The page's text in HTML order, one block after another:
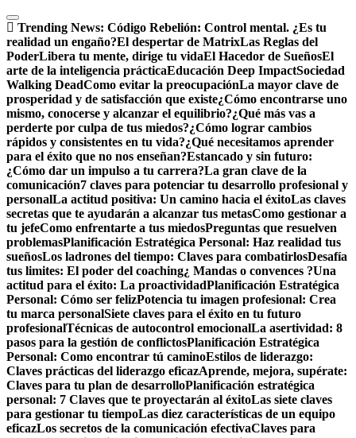
Saltar
al
contenido
Trending News: Código Rebelión: Control mental. ¿Es tu
realidad un engaño?El despertar de MatrixLas Reglas del
PoderLibera tu mente, dirige tu vidaEl Hacedor de SueñosEl
arte de la inteligencia prácticaEducación Deep ImpactSociedad
Walking DeadComo evitar la preocupaciónLa mayor clave de
prosperidad y de satisfacción que existe¿Cómo encontrarse uno
mismo, conocerse y alcanzar el equilibrio?¿Qué más vas a
perderte por culpa de tus miedos?¿Cómo lograr cambios
rápidos y consistentes en tu vida?¿Qué necesitamos aprender
para el éxito que no nos enseñan?Estancado y sin futuro:
¿Cómo dar un impulso a tu carrera?La gran clave de la
comunicación7 claves para potenciar tu desarrollo profesional y
personalLa actitud positiva: Un camino hacia el éxitoLas claves
secretas que te ayudarán a alcanzar tus metasComo gestionar a
tu jefeComo enfrentarte a tus miedosPreguntas que resuelven
problemasPlanificación Estratégica Personal: Haz realidad tus
sueñosLos ladrones del tiempo: Claves para combatirlosDesafía
tus limites: El poder del coaching¿ Mandas o convences ?Una
actitud para el éxito: La proactividadPlanificación Estratégica
Personal: Cómo ser felizPotencia tu imagen profesional: Crea
tu marca personalSiete claves para el éxito en tu futuro
profesionalTécnicas de autocontrol emocionalLa asertividad: 8
pasos para la gestión de conflictosPlanificación Estratégica
Personal: Como encontrar tú caminoEstilos de liderazgo:
Claves prácticas del liderazgo eficazAprende, mejora, supérate:
Claves para tu plan de desarrolloPlanificación estratégica
personal: 7 Claves que te proyectarán al éxitoLas siete claves
para gestionar tu tiempoLas diez características de un equipo
eficazLos secretos de la comunicación efectivaClaves para